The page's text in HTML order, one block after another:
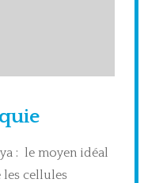
: le moyen idéal
cellules